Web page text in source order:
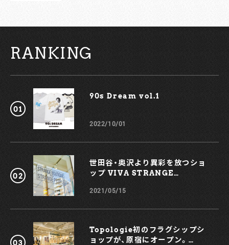
RANKING
90s Dream vol.1￼
2022/10/01
世田谷・奥沢より異彩を放つショ
ップ VIVA STRANGE
2021/05/15
Topologie初のフラグシップシ
ョップが、原宿にオープン。